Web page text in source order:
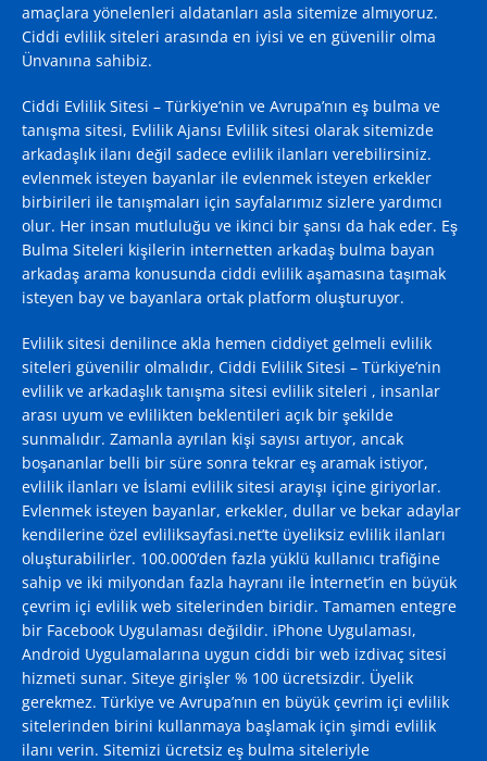
amaçlara yönelenleri aldatanları asla sitemize almıyoruz.
Ciddi evlilik siteleri arasında en iyisi ve en güvenilir olma
Ünvanına sahibiz.
Ciddi Evlilik Sitesi – Türkiye’nin ve Avrupa’nın eş bulma ve
tanışma sitesi, Evlilik Ajansı Evlilik sitesi olarak sitemizde
arkadaşlık ilanı değil sadece evlilik ilanları verebilirsiniz.
evlenmek isteyen bayanlar ile evlenmek isteyen erkekler
birbirileri ile tanışmaları için sayfalarımız sizlere yardımcı
olur. Her insan mutluluğu ve ikinci bir şansı da hak eder. Eş
Bulma Siteleri kişilerin internetten arkadaş bulma bayan
arkadaş arama konusunda ciddi evlilik aşamasına taşımak
isteyen bay ve bayanlara ortak platform oluşturuyor.
Evlilik sitesi denilince akla hemen ciddiyet gelmeli evlilik
siteleri güvenilir olmalıdır, Ciddi Evlilik Sitesi – Türkiye’nin
evlilik ve arkadaşlık tanışma sitesi evlilik siteleri , insanlar
arası uyum ve evlilikten beklentileri açık bir şekilde
sunmalıdır. Zamanla ayrılan kişi sayısı artıyor, ancak
boşananlar belli bir süre sonra tekrar eş aramak istiyor,
evlilik ilanları ve İslami evlilik sitesi arayışı içine giriyorlar.
Evlenmek isteyen bayanlar, erkekler, dullar ve bekar adaylar
kendilerine özel evliliksayfasi.net’te üyeliksiz evlilik ilanları
oluşturabilirler. 100.000’den fazla yüklü kullanıcı trafiğine
sahip ve iki milyondan fazla hayranı ile İnternet’in en büyük
çevrim içi evlilik web sitelerinden biridir. Tamamen entegre
bir Facebook Uygulaması değildir. iPhone Uygulaması,
Android Uygulamalarına uygun ciddi bir web izdivaç sitesi
hizmeti sunar. Siteye girişler % 100 ücretsizdir. Üyelik
gerekmez. Türkiye ve Avrupa’nın en büyük çevrim içi evlilik
sitelerinden birini kullanmaya başlamak için şimdi evlilik
ilanı verin. Sitemizi ücretsiz eş bulma siteleriyle